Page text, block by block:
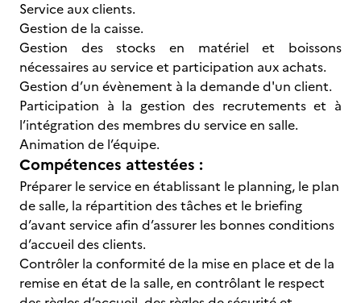
Service aux clients.
Gestion de la caisse.
Gestion des stocks en matériel et boissons
nécessaires au service et participation aux achats.
Gestion d’un évènement à la demande d'un client.
Participation à la gestion des recrutements et à
l’intégration des membres du service en salle.
Animation de l’équipe.
Compétences attestées :
Préparer le service en établissant le planning, le plan
de salle, la répartition des tâches et le briefing
d’avant service afin d’assurer les bonnes conditions
d’accueil des clients.
Contrôler la conformité de la mise en place et de la
remise en état de la salle, en contrôlant le respect